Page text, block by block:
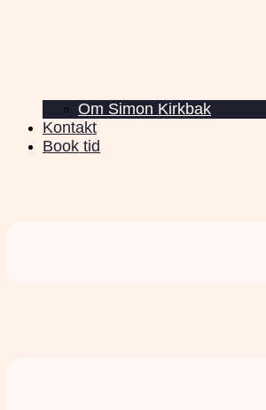
Om Simon Kirkbak
Kontakt
Book tid